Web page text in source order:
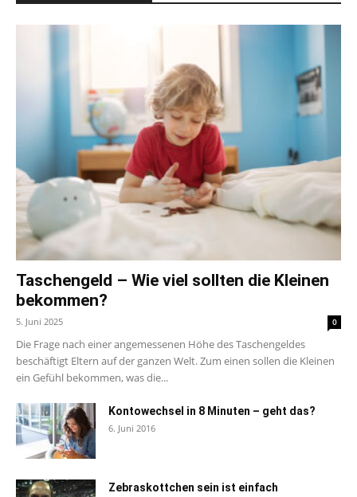
Taschengeld – Wie viel sollten die Kleinen
bekommen?
5. Juni 2025 0
Die Frage nach einer angemessenen Höhe des Taschengeldes
beschäftigt Eltern auf der ganzen Welt. Zum einen sollen die Kleinen
ein Gefühl bekommen, was die...
Kontowechsel in 8 Minuten – geht das?
6. Juni 2016
Zebraskottchen sein ist einfach